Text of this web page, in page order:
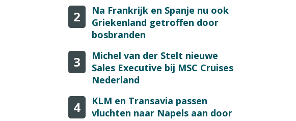
2
Na Frankrijk en Spanje nu ook
Griekenland getroffen door
bosbranden
3
Michel van der Stelt nieuwe
Sales Executive bij MSC Cruises
Nederland
4
KLM en Transavia passen
vluchten naar Napels aan door